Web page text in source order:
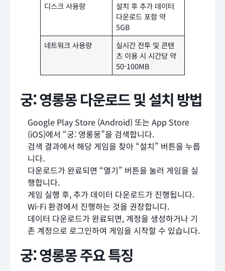
디스크 사용량
설치 후 추가 데이터
다운로드 포함 약
5GB
네트워크 사용량
실시간 전투 및 콘텐
츠 이용 시 시간당 약
50-100MB
궁: 영롱몽 다운로드 및 설치 방법
Google Play Store (Android) 또는 App Store
(iOS)에서 “궁: 영롱몽”을 검색합니다.
검색 결과에서 해당 게임을 찾아 “설치” 버튼을 누릅
니다.
다운로드가 완료되면 “열기” 버튼을 눌러 게임을 실
행합니다.
게임 실행 후, 추가 데이터 다운로드가 진행됩니다.
Wi-Fi 환경에서 진행하는 것을 권장합니다.
데이터 다운로드가 완료되면, 계정을 생성하거나 기
존 계정으로 로그인하여 게임을 시작할 수 있습니다.
궁: 영롱몽 주요 특징